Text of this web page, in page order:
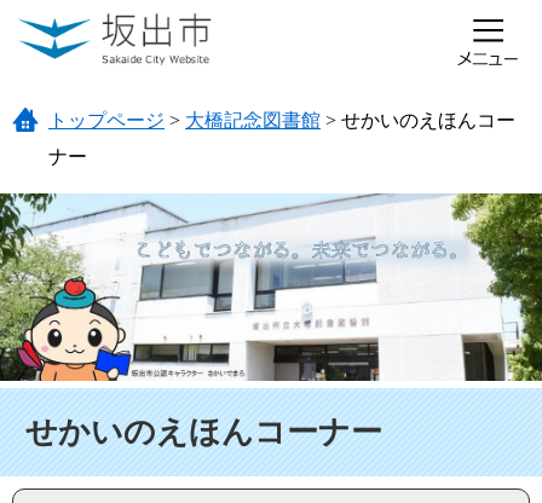
ページの先頭です。
メニューを飛ばして本文へ
トップページ > 大橋記念図書館 > せかいのえほんコー
ナー
せかいのえほんコーナー